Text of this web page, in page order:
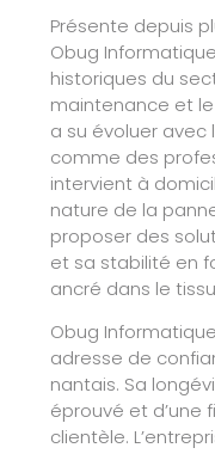
Présente depuis
Obug
historiques du
maintenance et
a su évoluer avec
comme des
intervient à
nature de la
proposer des
et sa stabilité en
ancré dans le
Obug
adresse de
nantais. Sa
éprouvé et d’une
clientèle.